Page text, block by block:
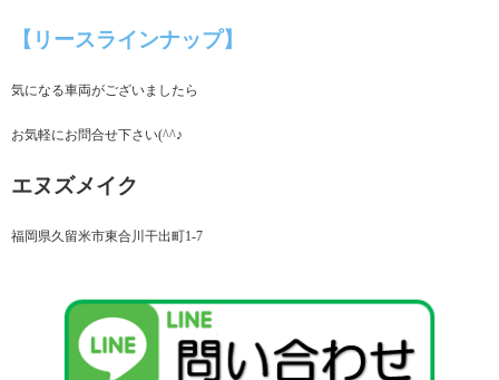
【リースラインナップ】
気になる車両がございましたら
お気軽にお問合せ下さい(^^♪
エヌズメイク
福岡県久留米市東合川干出町1-7